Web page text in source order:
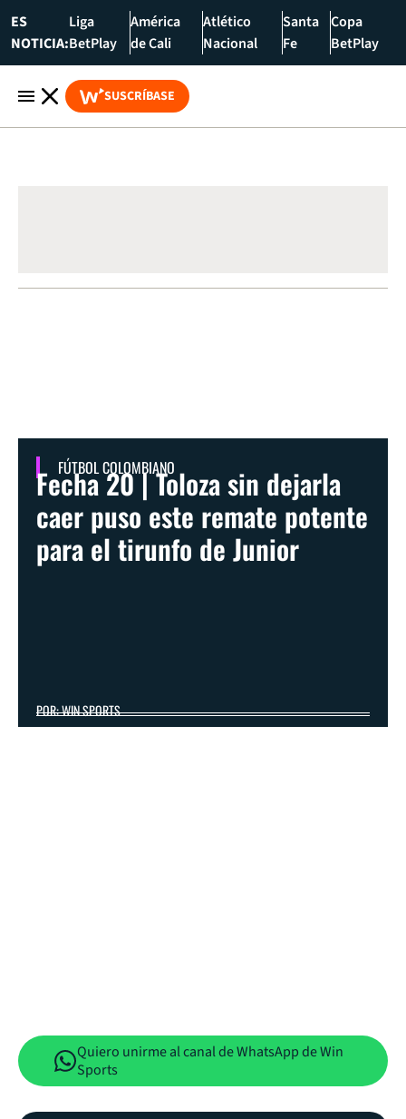
ES
NOTICIA:
Liga
BetPlay
América
de Cali
Atlético
Nacional
Santa
Fe
Copa
BetPlay
SUSCRÍBASE
FÚTBOL COLOMBIANO
Fecha 20 | Toloza sin dejarla
caer puso este remate potente
para el tirunfo de Junior
POR: WIN SPORTS
Quiero unirme al canal de WhatsApp de Win
Sports